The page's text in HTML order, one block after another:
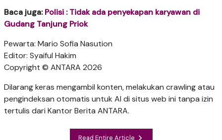
Baca juga:Polisi : Tidak ada penyekapan karyawan di
Gudang Tanjung Priok
Pewarta: Mario Sofia Nasution
Editor: Syaiful Hakim
Copyright © ANTARA 2026
Dilarang keras mengambil konten, melakukan crawling atau
pengindeksan otomatis untuk AI di situs web ini tanpa izin
tertulis dari Kantor Berita ANTARA.
Read Entire Article